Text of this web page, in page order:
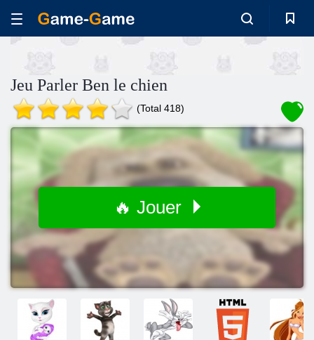
Jeu Parler Ben le chien
(Total 418)
🔥 Jouer